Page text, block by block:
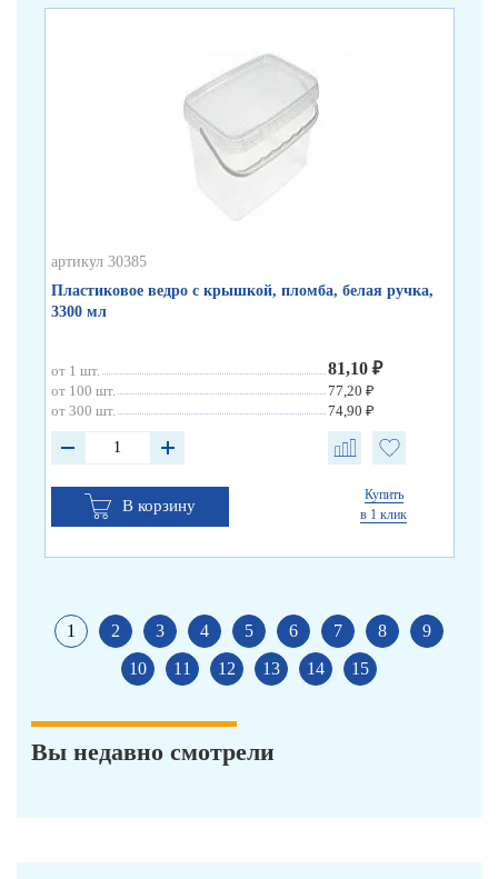
артикул 30385
Пластиковое ведро с крышкой, пломба, белая ручка,
3300 мл
от 1 шт. 81,10 ₽
от 100 шт.
77,20 ₽
от 300 шт.
74,90 ₽
В корзину
Купить
в 1 клик
1 2 3 4 5 6 7 8
9
10
11 12 13 14 15
Вы недавно смотрели